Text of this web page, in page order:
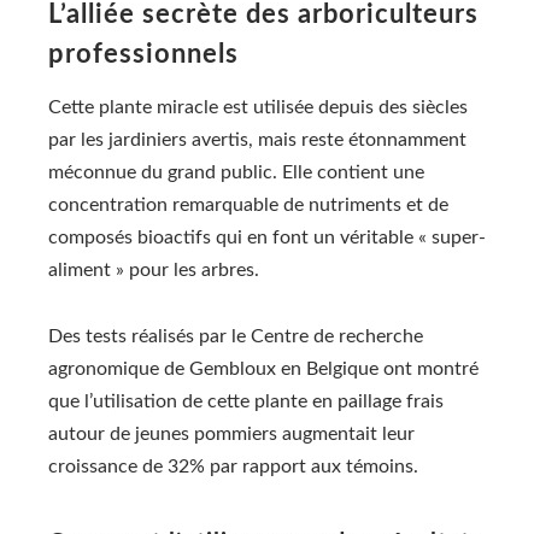
L’alliée secrète des arboriculteurs
professionnels
Cette plante miracle est utilisée depuis des siècles
par les jardiniers avertis, mais reste étonnamment
méconnue du grand public. Elle contient une
concentration remarquable de nutriments et de
composés bioactifs qui en font un véritable « super-
aliment » pour les arbres.
Des tests réalisés par le Centre de recherche
agronomique de Gembloux en Belgique ont montré
que l’utilisation de cette plante en paillage frais
autour de jeunes pommiers augmentait leur
croissance de 32% par rapport aux témoins.